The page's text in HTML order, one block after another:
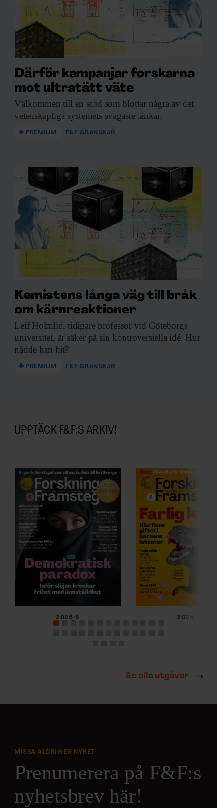
Därför kampanjar forskarna
mot ultratätt väte
Välkommen till en strid som blottar några av det
vetenskapliga systemets svagaste länkar.
PREMIUM F&F GRANSKAR
Kemistens långa väg till bråk
om kärnreaktioner
Leif Holmlid, tidigare professor vid Göteborgs
universitet, är säker på sin kontroversiella idé. Hur
nådde han hit?
PREMIUM F&F GRANSKAR
UPPTÄCK F&F:S ARKIV!
2026/5 2026/4
Se alla utgåvor
MISSA ALDRIG EN NYHET
Prenumerera på F&F:s
nyhetsbrev här!